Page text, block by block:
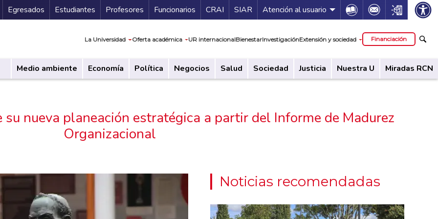
Secundario
Egresados Estudiantes Profesores Funcionarios Guía de servicios
CRAI SIAR Atención al usuario Icon Icon Icon
La Universidad Oferta académica UR internacionalBienestarInvestigaciónExtensión y sociedad Financiación
Medio ambiente Economía Política Negocios Salud Sociedad Justicia Nuestra U Miradas RCN
su nueva planeación estratégica a partir del Informe de Madurez
Organizacional
Noticias recomendadas